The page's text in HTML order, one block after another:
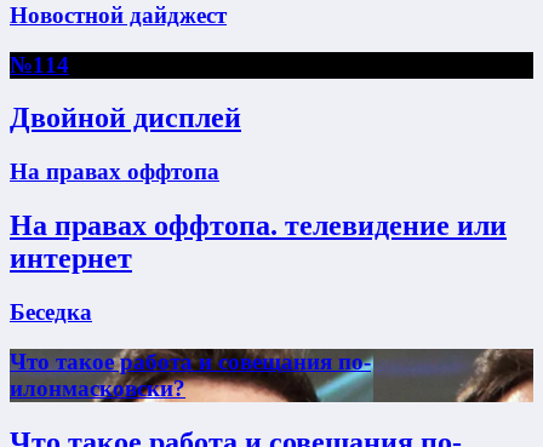
Новостной дайджест
№114
Двойной дисплей
На правах оффтопа
На правах оффтопа. телевидение или
интернет
Беседка
Что такое работа и совещания по-
илонмасковски?